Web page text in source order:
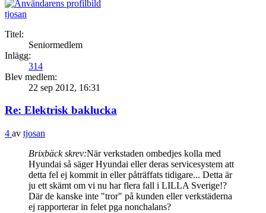
tjosan
Titel:
Seniormedlem
Inlägg:
314
Blev medlem:
22 sep 2012, 16:31
Re: Elektrisk baklucka
4 av tjosan
Brixbäck skrev:När verkstaden ombedjes kolla med
Hyundai så säger Hyundai eller deras servicesystem att
detta fel ej kommit in eller påträffats tidigare... Detta är
ju ett skämt om vi nu har flera fall i LILLA Sverige!?
Där de kanske inte "tror" på kunden eller verkstäderna
ej rapporterar in felet pga nonchalans?